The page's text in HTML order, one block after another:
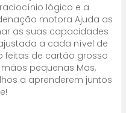
lógico e a
motora Ajuda as
as suas capacidades
a cada nível de
feitas de cartão grosso
pequenas Mas,
a aprenderem juntos